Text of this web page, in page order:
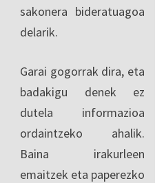
sakonera bideratuagoa
delarik.
Garai gogorrak dira, eta
badakigu denek ez
dutela informazioa
ordaintzeko ahalik.
Baina irakurleen
emaitzek eta paperezko